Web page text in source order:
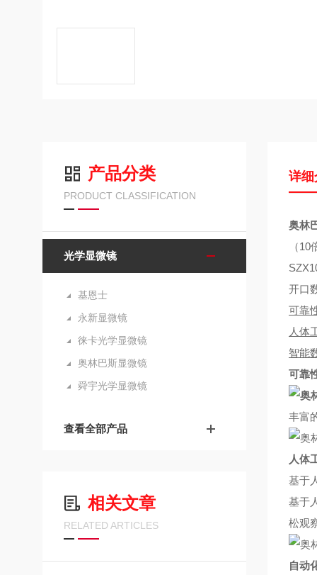
产品分类
PRODUCT CLASSIFICATION
光学显微镜
基恩士
永新显微镜
徕卡光学显微镜
奥林巴斯显微镜
舜宇光学显微镜
查看全部产品
相关文章
RELATED ARTICLES
详细
奥林
（
开口
可靠
人体
智能
可靠
丰富
人体
基于
基于
松观
自动